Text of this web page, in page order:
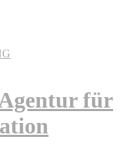
für